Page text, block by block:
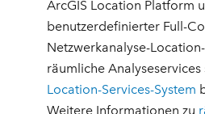
ArcGIS Location Platform
benutzerdefinierter Full-
Netzwerkanalyse-
räumliche
Location-Services-System
Weitere Informationen zu